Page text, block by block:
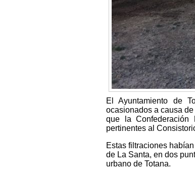
El Ayuntamiento de
ocasionados a causa
que la Confederación
pertinentes al
Estas filtraciones
de La Santa, en dos
urbano de Totana.